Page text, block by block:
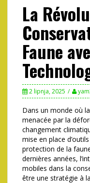
La
Faune
2 lipnja, 2025
Dans un monde où
menacée par la
changement
mise en place
protection de la
dernières années,
mobiles dans la
être une stratégie à